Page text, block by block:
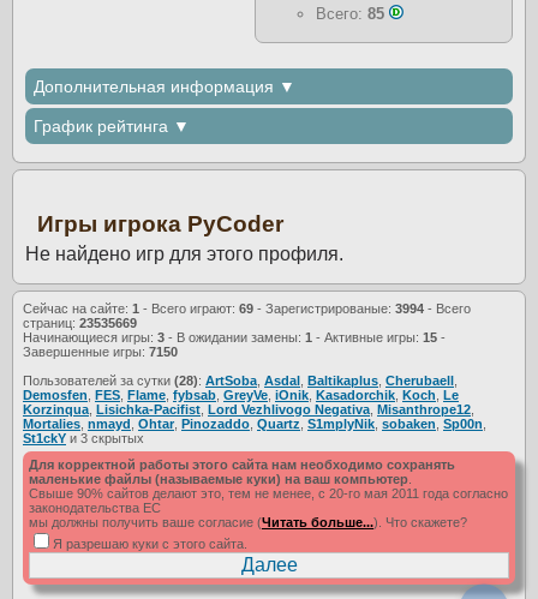
Всего: 85
Дополнительная информация ▼
График рейтинга ▼
Игры игрока PyCoder
Не найдено игр для этого профиля.
Сейчас на сайте: 1 - Всего играют: 69 - Зарегистрированые: 3994 - Всего
страниц: 23535669
Начинающиеся игры: 3 - В ожидании замены: 1 - Активные игры: 15 -
Завершенные игры: 7150
Пользователей за сутки (28): ArtSoba Asdal Baltikaplus Cherubaell
Demosfen FES Flame fybsab GreyVe iOnik Kasadorchik Koch Le
Korzinqua Lisichka-Pacifist Lord Vezhlivogo Negativa Misanthrope12
Mortalies nmayd Ohtar, Pinozaddo Quartz S1mplyNik sobaken Sp00n
St1ckY и 3 скрытых
Для корректной работы этого сайта нам необходимо сохранять
маленькие файлы (называемые куки) на ваш компьютер
Свыше 90% сайтов делают это, тем не менее, с 20-го мая 2011 года согласно
законодательства ЕС
мы должны получить ваше согласие (Читать больше...). Что скажете?
Я разрешаю куки с этого сайта.